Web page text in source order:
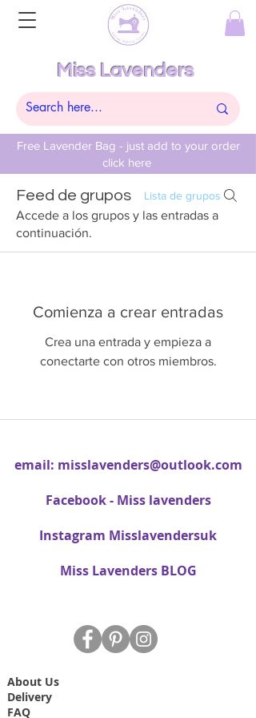
Free Lavender Bag - just add to your order
click here
Miss Lavenders
Feed de grupos Lista de grupos
Accede a los grupos y las entradas a
continuación.
Comienza a crear entradas
Crea una entrada y empieza a
conectarte con otros miembros.
email: misslavenders@outlook.com
Facebook - Miss lavenders
Instagram Misslavendersuk
Miss Lavenders BLOG
About Us
Delivery
FAQ